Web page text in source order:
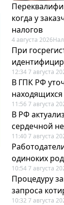
когда у
налогов
4 августа 2026
При
12:34 7 августа
В ГПК РФ
11:56 7 августа
В РФ
сердечной
11:40 7 августа
одиноких
10:54 7 августа
Процедуру
запроса
10:32 7 августа